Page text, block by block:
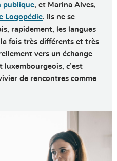
publique, et Marina Alves,
Logopédie. Ils ne se
rapidement, les langues
fois très différents et très
vers un échange
luxembourgeois, c’est
de rencontres comme